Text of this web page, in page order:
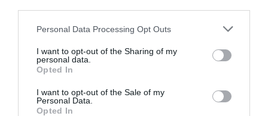
Personal Data Processing Opt Outs
I want to opt-out of the Sharing of my
personal data.
Opted In
I want to opt-out of the Sale of my
Personal Data.
Opted In
Θεσσαλονίκη
Δευτέρα, 10
+ 34°
Τετάρτη
Πέμπτη
+36°+25°
Παρασκευή+ 31°